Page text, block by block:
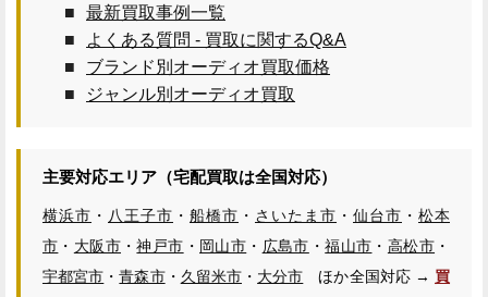
最新買取事例一覧
よくある質問 - 買取に関するQ&A
ブランド別オーディオ買取価格
ジャンル別オーディオ買取
主要対応エリア（宅配買取は全国対応）
横浜市 ・ 八王子市 ・ 船橋市 ・ さいたま市 ・ 仙台市 ・ 松本
市 ・ 大阪市 ・神戸市 ・ 岡山市 ・ 広島市 ・福山市 ・ 高松市 ・
宇都宮市 ・青森市・ 久留米市 ・ 大分市 ほか全国対応 → 買